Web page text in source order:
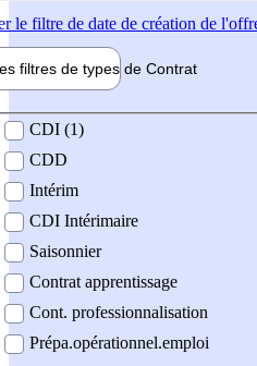
le filtre de date de création de
filtres de types de Contrat
contrat
CDI (1)
CDD
Intérim
CDI Intérimaire
Saisonnier
Contrat apprentissage
Cont. professionnalisation
Prépa.opérationnel.emploi